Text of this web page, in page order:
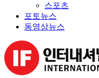
스포츠
포토뉴스
동영상뉴스